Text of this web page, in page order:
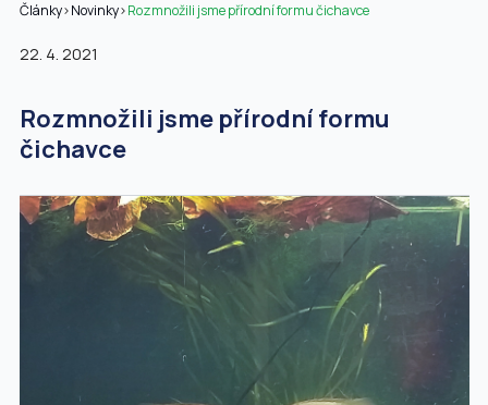
Články>Novinky>Rozmnožili jsme přírodní formu čichavce
22. 4. 2021
Rozmnožili jsme přírodní formu
čichavce